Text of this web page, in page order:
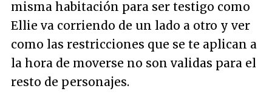
misma habitación para ser testigo como
Ellie va corriendo de un lado a otro y ver
como las restricciones que se te aplican a
la hora de moverse no son validas para el
resto de personajes.